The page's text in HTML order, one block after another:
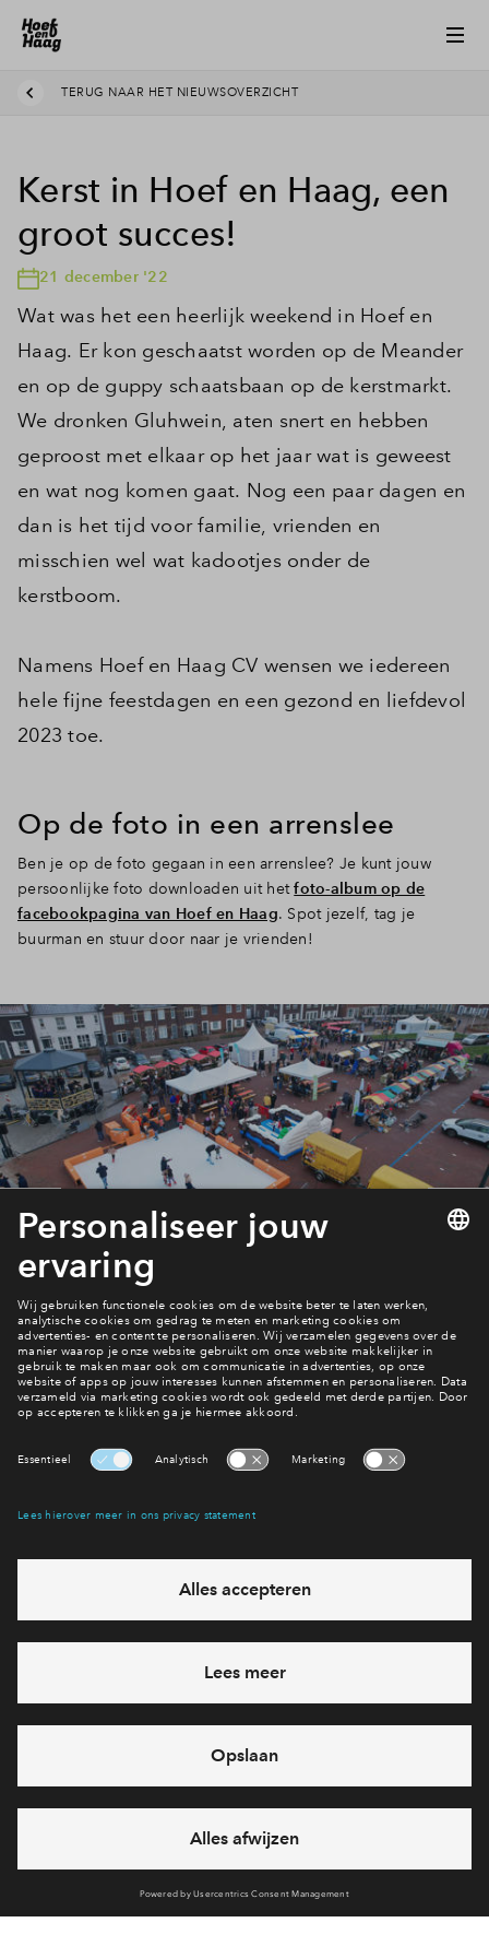
Inloggen
TERUG NAAR HET NIEUWSOVERZICHT
Kerst in Hoef en Haag, een
groot succes!
21 december '22
Wat was het een heerlijk weekend in Hoef en
Haag. Er kon geschaatst worden op de Meander
en op de guppy schaatsbaan op de kerstmarkt.
We dronken Gluhwein, aten snert en hebben
geproost met elkaar op het jaar wat is geweest
en wat nog komen gaat. Nog een paar dagen en
dan is het tijd voor familie, vrienden en
misschien wel wat kadootjes onder de
kerstboom.
Namens Hoef en Haag CV wensen we iedereen
hele fijne feestdagen en een gezond en liefdevol
2023 toe.
Op de foto in een arrenslee
Ben je op de foto gegaan in een arrenslee? Je kunt jouw
persoonlijke foto downloaden uit hetfoto-album op de
facebookpagina van Hoef en Haag. Spot jezelf, tag je
buurman en stuur door naar je vrienden!
Nieuws
Hiermee blijf je op de hoogte van het belangrijkste nieuws en
Ja, ik wil mij aanmelden
Heb je een vraag en wil je direct antwoord? Bel ons op088
712 28 68
6 dagen per week beschikbaar (behalve tijdens
via telefoon